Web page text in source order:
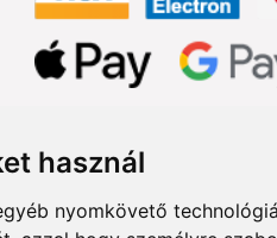
használ
nyomkövető